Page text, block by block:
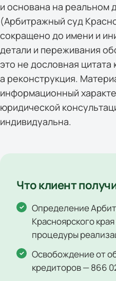
и основана на реальном
(Арбитражный суд
сокращено до имени и
детали и переживания
это не дословная цитата
а реконструкция.
информационный
юридической
индивидуальна.
Что клиент
Определение
Красноярского
процедуры
Освобождение от
кредиторов — 866